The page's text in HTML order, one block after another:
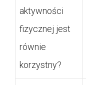
aktywności
fizycznej jest
równie
korzystny?